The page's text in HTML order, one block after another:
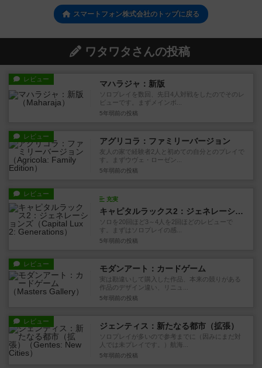
スマートフォン株式会社のトップに戻る
ワタワタさんの投稿
レビュー マハラジャ：新版
ソロプレイを数回、先日4人対戦をしたのでそのレ
ビューです。まずメインボ...
5年弱前 の投稿
レビュー アグリコラ：ファミリーバージョン
友人の家で経験者2人と初めての自分とのプレイで
す。まずウヴェ・ローゼン...
5年弱前 の投稿
レビュー
充実
キャピタルラックス2：ジェネレーションズ
ソロを20回ほど3～4人を2回ほどのレビューで
す。まずはソロプレイの感...
5年弱前 の投稿
レビュー モダンアート：カードゲーム
実は勘違いして購入した作品、本来の競りがある
作品のデザイン違い、リニュ...
5年弱前 の投稿
レビュー ジェンティス：新たなる都市（拡張）
ソロプレイが多いので参考までに（因みにまだ対
人では未プレイです。）航海...
5年弱前 の投稿